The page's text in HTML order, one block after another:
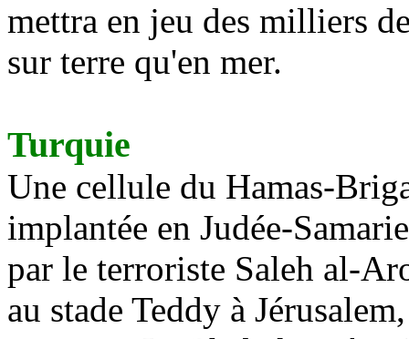
mettra en jeu des milliers
sur terre qu'en mer.
Turquie
Une cellule du Hamas-
implantée en Judée-
par le terroriste Saleh al-
au stade Teddy à